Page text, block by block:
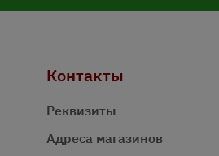
Контакты
Реквизиты
Адреса магазинов